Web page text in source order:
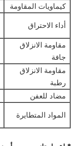
كيماويات المقاومة
أداء الاحتراق
مقاومة الانزلاق
جافة
مقاومة الانزلاق
رطبة
مضاد للعفن
المواد المتطايرة